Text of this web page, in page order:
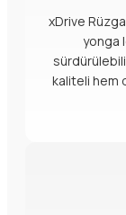
xDrive
yonga
kaliteli hem